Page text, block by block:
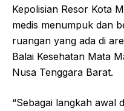
Kepolisian Resor Kota
medis menumpuk dan
ruangan yang ada di
Balai Kesehatan Mata
Nusa Tenggara Barat.
“Sebagai langkah awal